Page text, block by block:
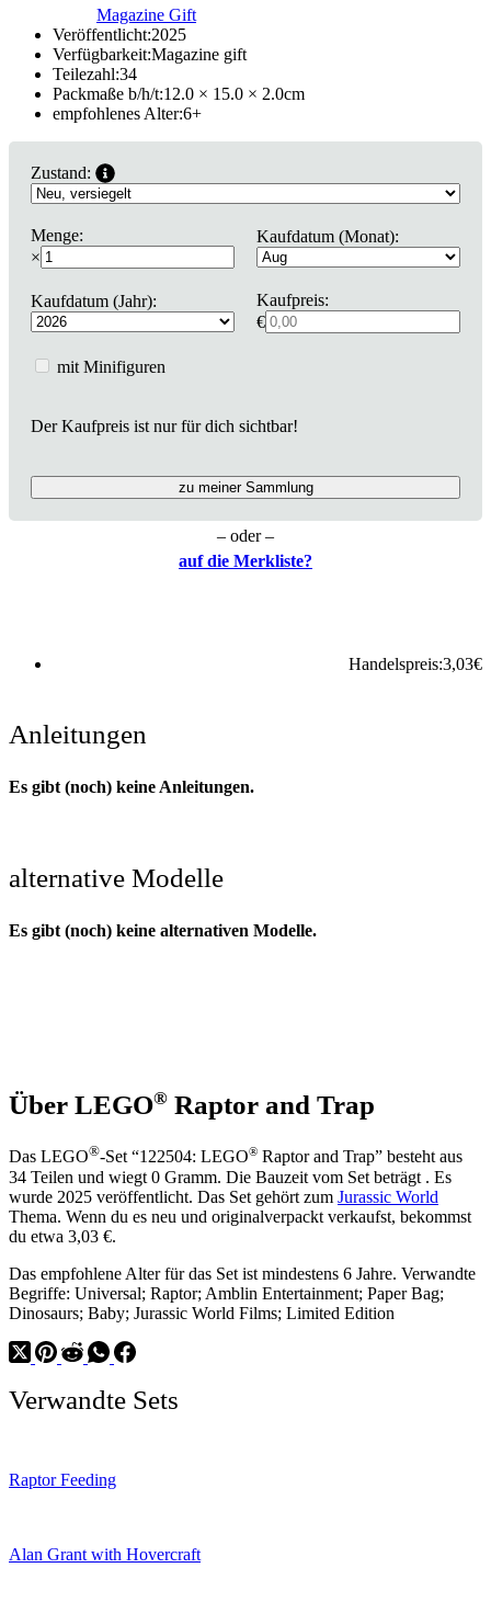
Magazine Gift
Veröffentlicht:2025
Verfügbarkeit:Magazine gift
Teilezahl:34
Packmaße b/h/t:12.0 × 15.0 × 2.0cm
empfohlenes Alter:6+
Zustand:
Menge:
×
Kaufdatum (Monat):
Kaufdatum (Jahr):
Kaufpreis:
€
Der Kaufpreis ist nur für dich sichtbar!
zu meiner Sammlung
mit Minifiguren
– oder –
auf die Merkliste?
Handelspreis:3,03€
Anleitungen
Es gibt (noch) keine Anleitungen.
alternative Modelle
Es gibt (noch) keine alternativen Modelle.
Über LEGO® Raptor and Trap
Das LEGO®-Set “122504: LEGO® Raptor and Trap” besteht aus
34 Teilen und wiegt 0 Gramm. Die Bauzeit vom Set beträgt . Es
wurde 2025 veröffentlicht. Das Set gehört zum Jurassic World
Thema. Wenn du es neu und originalverpackt verkaufst, bekommst
du etwa 3,03 €.
Das empfohlene Alter für das Set ist mindestens 6 Jahre. Verwandte
Begriffe: Universal; Raptor; Amblin Entertainment; Paper Bag;
Dinosaurs; Baby; Jurassic World Films; Limited Edition
Verwandte Sets
Raptor Feeding
Alan Grant with Hovercraft